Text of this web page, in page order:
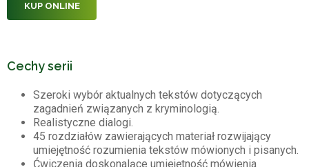
KUP ONLINE
Cechy serii
Szeroki wybór aktualnych tekstów dotyczących
zagadnień związanych z kryminologią.
Realistyczne dialogi.
45 rozdziałów zawierających materiał rozwijający
umiejętność rozumienia tekstów mówionych i pisanych.
Ćwiczenia doskonalące umiejętność mówienia